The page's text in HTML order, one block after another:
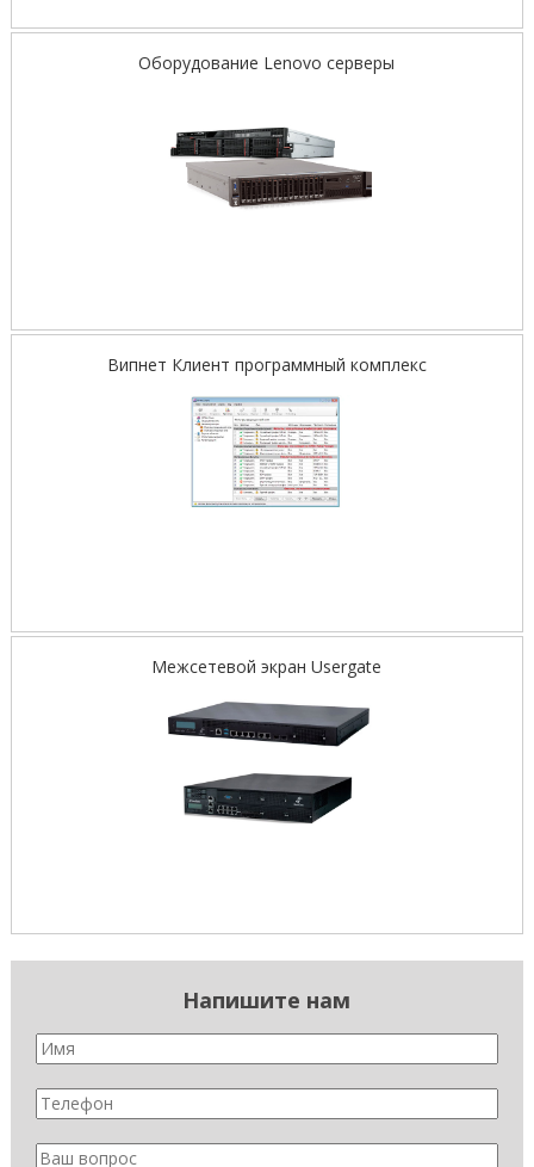
Оборудование Lenovo серверы
Випнет Клиент программный комплекс
Межсетевой экран Usergate
Напишите нам